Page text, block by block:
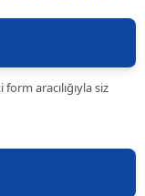
aracılığıyla siz